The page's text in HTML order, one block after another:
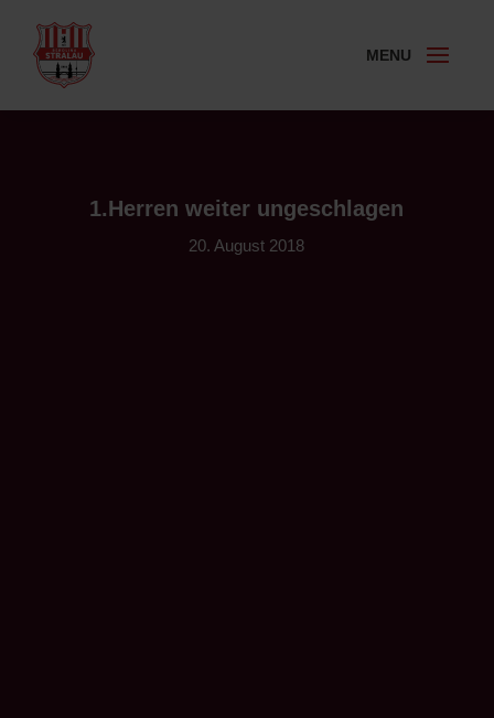
1.Herren weiter ungeschlagen
20. August 2018